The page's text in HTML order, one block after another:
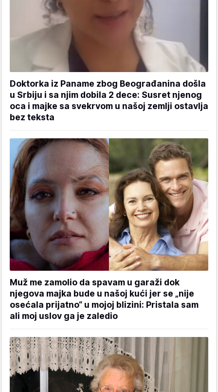
Doktorka iz Paname zbog Beograđanina došla
u Srbiju i sa njim dobila 2 dece: Susret njenog
oca i majke sa svekrvom u našoj zemlji ostavlja
bez teksta
Muž me zamolio da spavam u garaži dok
njegova majka bude u našoj kući jer se „nije
osećala prijatno“ u mojoj blizini: Pristala sam
ali moj uslov ga je zaledio